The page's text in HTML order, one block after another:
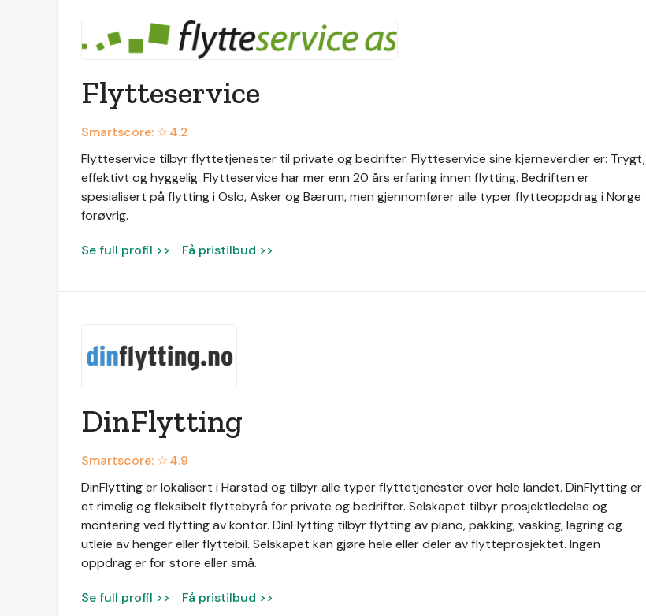
Flytteservice
Smartscore: ☆4.2
Flytteservice tilbyr flyttetjenester til private og bedrifter. Flytteservice sine kjerneverdier er: Trygt,
effektivt og hyggelig. Flytteservice har mer enn 20 års erfaring innen flytting. Bedriften er
spesialisert på flytting i Oslo, Asker og Bærum, men gjennomfører alle typer flytteoppdrag i Norge
forøvrig.
Se full profil >> Få pristilbud >>
DinFlytting
Smartscore: ☆4.9
DinFlytting er lokalisert i Harstad og tilbyr alle typer flyttetjenester over hele landet. DinFlytting er
et rimelig og fleksibelt flyttebyrå for private og bedrifter. Selskapet tilbyr prosjektledelse og
montering ved flytting av kontor. DinFlytting tilbyr flytting av piano, pakking, vasking, lagring og
utleie av henger eller flyttebil. Selskapet kan gjøre hele eller deler av flytteprosjektet. Ingen
oppdrag er for store eller små.
Se full profil >> Få pristilbud >>